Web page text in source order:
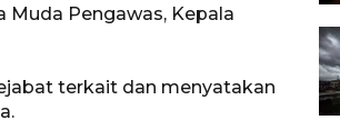
Muda Pengawas, Kepala
terkait dan menyatakan